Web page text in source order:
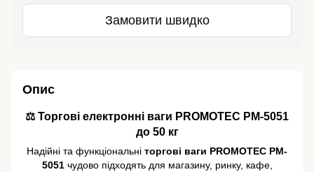
Замовити швидко
Опис
⚖️ Торгові електронні ваги PROMOTEC PM-5051
до 50 кг
Надійні та функціональні торгові ваги PROMOTEC PM-
5051чудово підходять для магазину, ринку, кафе,